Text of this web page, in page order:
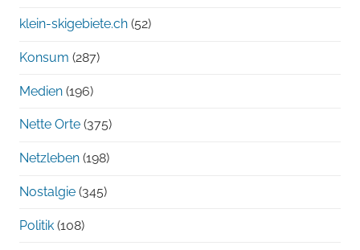
klein-skigebiete.ch (52)
Konsum (287)
Medien (196)
Nette Orte (375)
Netzleben (198)
Nostalgie (345)
Politik (108)